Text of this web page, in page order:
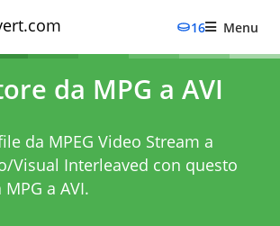
16 Menu
da MPG a AVI
da MPEG Video Stream a
Visual Interleaved con questo
a AVI.